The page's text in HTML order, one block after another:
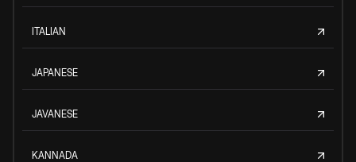
ITALIAN
JAPANESE
JAVANESE
KANNADA